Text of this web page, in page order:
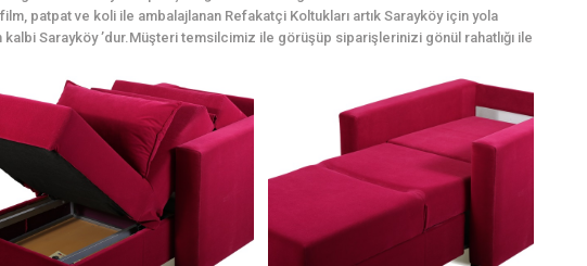
patpat ve koli ile ambalajlanan Refakatçi Koltukları artık Sarayköy için yola
kalbi Sarayköy ’dur.Müşteri temsilcimiz ile görüşüp siparişlerinizi gönül rahatlığı ile